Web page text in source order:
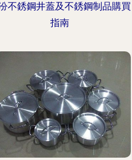
不銹鋼井蓋及不銹鋼制品購買
指南